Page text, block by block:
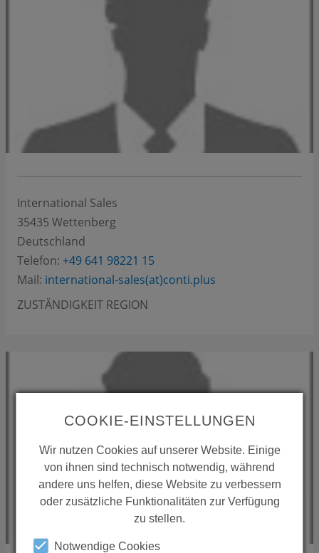
International Sales
35435 Wettenberg
Deutschland
Telefon: +49 641 98221 15
Mail: international-sales(at)conti.plus
ZUSTÄNDIGKEIT REGION
COOKIE-EINSTELLUNGEN
Wir nutzen Cookies auf unserer Website. Einige
von ihnen sind technisch notwendig, während
andere uns helfen, diese Website zu verbessern
oder zusätzliche Funktionalitäten zur Verfügung
zu stellen.
Notwendige Cookies